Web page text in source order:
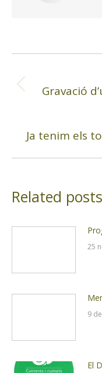
Post
Gravació
Ja tenim els
Related posts
25
9
El